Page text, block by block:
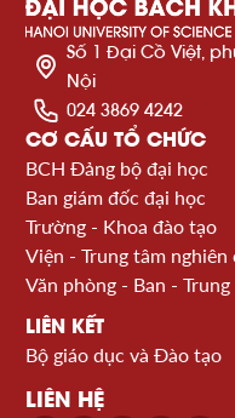
Số 1 Đại Cồ Việt,
Nội
024 3869 4242
CƠ CẤU TỔ CHỨC
BCH Đảng bộ đại học
Ban giám đốc đại học
Trường - Khoa đào tạo
Viện - Trung tâm nghiên
Văn phòng - Ban -
LIÊN KẾT
Bộ giáo dục và Đào tạo
LIÊN HỆ